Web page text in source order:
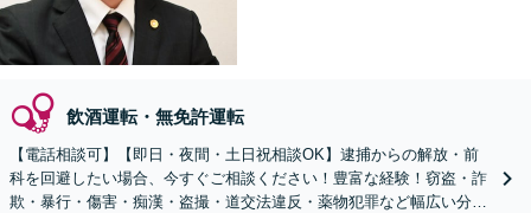
飲酒運転・無免許運転
【電話相談可】【即日・夜間・土日祝相談OK】逮捕からの解放・前
科を回避したい場合、今すぐご相談ください！豊富な経験！窃盗・詐
欺・暴行・傷害・痴漢・盗撮・道交法違反・薬物犯罪など幅広い分野